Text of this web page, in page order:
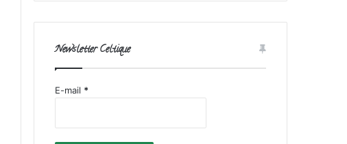
Newsletter Celtique
E-mail *